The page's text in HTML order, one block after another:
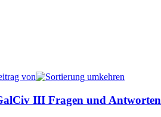
von
III Fragen und Antworten